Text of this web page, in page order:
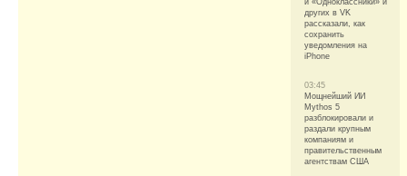
и «Одноклассники» и
других в VK
рассказали, как
сохранить
уведомления на
iPhone
03:45
Мощнейший ИИ
Mythos 5
разблокировали и
раздали крупным
компаниям и
правительственным
агентствам США